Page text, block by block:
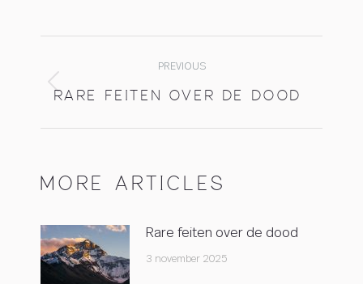
PREVIOUS
Previous
RARE FEITEN OVER DE DOOD
MORE ARTICLES
Rare feiten over de dood
3 november 2025